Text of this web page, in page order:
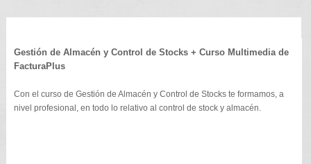
Gestión de Almacén y Control de Stocks + Curso Multimedia de
FacturaPlus
Con el curso de Gestión de Almacén y Control de Stocks te formamos, a
nivel profesional, en todo lo relativo al control de stock y almacén.